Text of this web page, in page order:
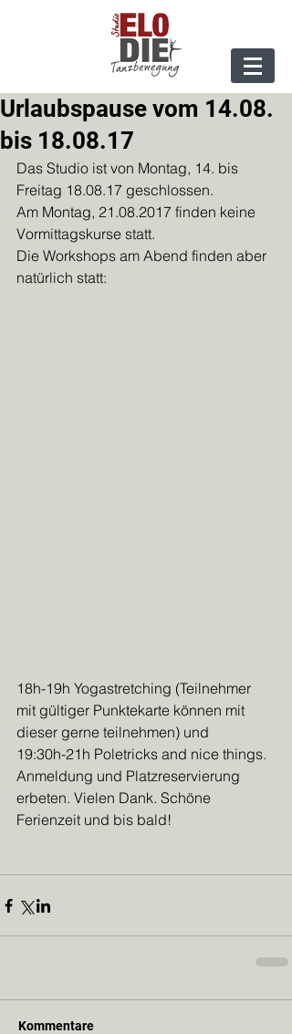
Urlaubspause vom 14.08.
bis 18.08.17
Das Studio ist von Montag, 14. bis
Freitag 18.08.17 geschlossen.
Am Montag, 21.08.2017 finden keine
Vormittagskurse statt.
Die Workshops am Abend finden aber
natürlich statt:
18h-19h Yogastretching (Teilnehmer
mit gültiger Punktekarte können mit
dieser gerne teilnehmen) und
19:30h-21h Poletricks and nice things.
Anmeldung und Platzreservierung
erbeten. Vielen Dank. Schöne
Ferienzeit und bis bald!
Kommentare